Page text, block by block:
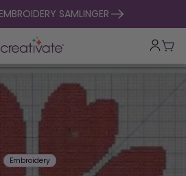
SAMLINGER
Embroidery